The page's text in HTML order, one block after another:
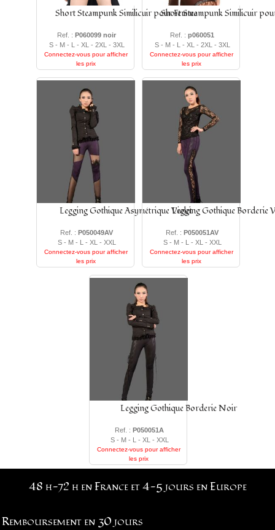
Short Steampunk Similicuir pour Femme
Ref. : P060099 noir
S - M - L - XL - 2XL - 3XL
Connectez-vous pour afficher
les prix
Short Steampunk Similicuir
Ref. : p060051
S - M - L - XL - 2XL - 3XL
Connectez-vous pour afficher
les prix
Legging Gothique Asymétrique Violet
Ref. : P050049AV
S - M - L - XL - XXL
Connectez-vous pour afficher
les prix
Legging Gothique Borderie
Ref. : P050051AV
S - M - L - XL - XXL
Connectez-vous pour afficher
les prix
Legging Gothique Borderie Noir
Ref. : P050051A
S - M - L - XL - XXL
Connectez-vous pour afficher
les prix
48 h-72 h en France et 4-5 jours en Europe
Remboursement en 30 jours